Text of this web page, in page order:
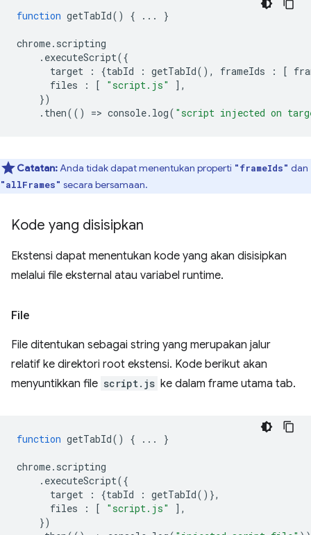
function getTabId() { ... }
chrome. scripting
. executeScript({
target
: {tabId : getTabId(), frameIds : [
files
: [ "script.js"
],
})
. then(() => console. log( "script injected on
Catatan:Anda tidak dapat menentukan properti "frameIds" dan
"allFrames" secara bersamaan.
Kode yang disisipkan
Ekstensi dapat menentukan kode yang akan disisipkan
melalui file eksternal atau variabel runtime.
File
File ditentukan sebagai string yang merupakan jalur
relatif ke direktori root ekstensi. Kode berikut akan
menyuntikkan file script.js ke dalam frame utama tab.
function getTabId() { ... }
chrome. scripting
. executeScript({
target
: {tabId : getTabId()},
files
: [ "script.js"
],
})